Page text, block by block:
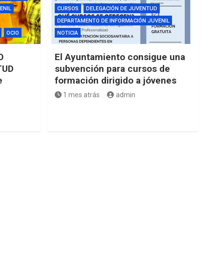
OCIO
CURSOS
DELEGACIÓN DE JUVENTUD
DEPARTAMENTO DE INFORMACIÓN JUVENIL
NOTICIA
El Ayuntamiento consigue una
subvención para cursos de
formación dirigido a jóvenes
1 mes atrás admin